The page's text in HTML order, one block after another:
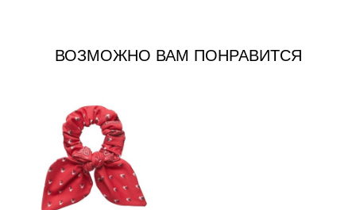
ВОЗМОЖНО ВАМ ПОНРАВИТСЯ